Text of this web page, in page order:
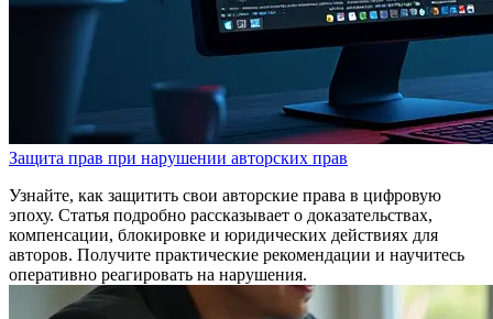
Защита прав при нарушении авторских прав
Узнайте, как защитить свои авторские права в цифровую
эпоху. Статья подробно рассказывает о доказательствах,
компенсации, блокировке и юридических действиях для
авторов. Получите практические рекомендации и научитесь
оперативно реагировать на нарушения.